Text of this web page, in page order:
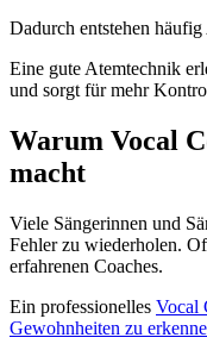
Dadurch entstehen
Eine gute Atemtechnik
und sorgt für mehr
Warum Vocal
macht
Viele Sängerinnen und
Fehler zu wiederholen.
erfahrenen Coaches.
Ein professionelles Vocal
Gewohnheiten zu